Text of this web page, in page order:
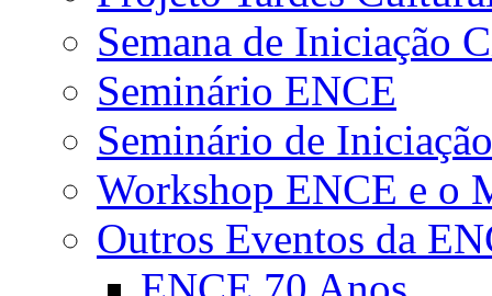
Semana de Iniciação
Seminário ENCE
Seminário de
Workshop ENCE e o
Outros Eventos da